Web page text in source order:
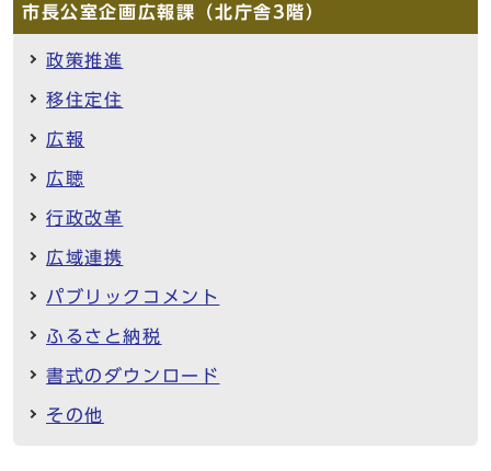
市長公室企画広報課（北庁舎3階）
政策推進
移住定住
広報
広聴
行政改革
広域連携
パブリックコメント
ふるさと納税
書式のダウンロード
その他